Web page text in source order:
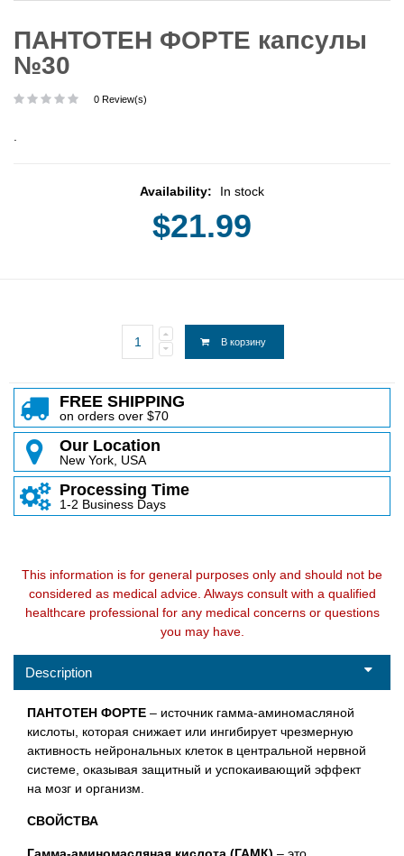
ПАНТОТЕН ФОРТЕ капсулы
№30
0 Review(s)
Availability: In stock
$21.99
В корзину
FREE SHIPPING
on orders over $70
Our Location
New York, USA
Processing Time
1-2 Business Days
This information is for general purposes only and should not be
considered as medical advice. Always consult with a qualified
healthcare professional for any medical concerns or questions
you may have.
Description
ПАНТОТЕН ФОРТЕ – источник гамма-аминомасляной
кислоты, которая снижает или ингибирует чрезмерную
активность нейрональных клеток в центральной нервной
системе, оказывая защитный и успокаивающий эффект
на мозг и организм.
СВОЙСТВА
Гамма-аминомасляная кислота (ГАМК) – это